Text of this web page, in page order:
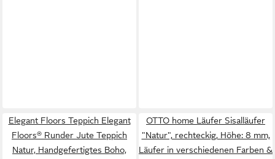
Elegant Floors Teppich Elegant
Floors® Runder Jute Teppich
Natur, Handgefertigtes Boho,
OTTO home Läufer Sisalläufer
"Natur", rechteckig, Höhe: 8 mm,
Läufer in verschiedenen Farben &